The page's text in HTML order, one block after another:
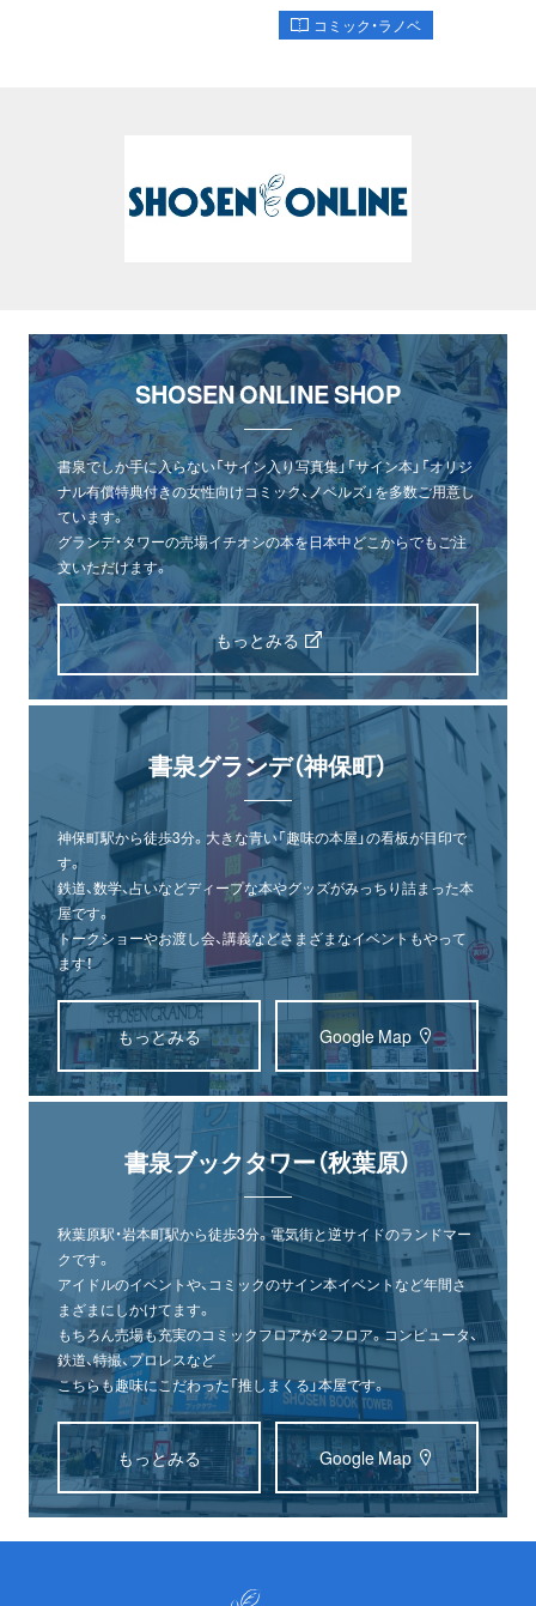
コミック・ラノベ
SHOSEN ONLINE SHOP
書泉でしか手に入らない「サイン入り写真集」「サイン本」「オリジ
ナル有償特典付きの女性向けコミック、ノベルズ」を多数ご用意し
ています。
グランデ・タワーの売場イチオシの本を日本中どこからでもご注
文いただけます。
もっとみる
書泉グランデ（神保町）
神保町駅から徒歩3分。大きな青い「趣味の本屋」の看板が目印で
す。
鉄道、数学、占いなどディープな本やグッズがみっちり詰まった本
屋です。
トークショーやお渡し会、講義などさまざまなイベントもやって
ます！
もっとみる Google Map
書泉ブックタワー（秋葉原）
秋葉原駅・岩本町駅から徒歩3分。電気街と逆サイドのランドマー
クです。
アイドルのイベントや、コミックのサイン本イベントなど年間さ
まざまにしかけてます。
もちろん売場も充実のコミックフロアが２フロア。コンピュータ、
鉄道、特撮、プロレスなど
こちらも趣味にこだわった「推しまくる」本屋です。
もっとみる Google Map